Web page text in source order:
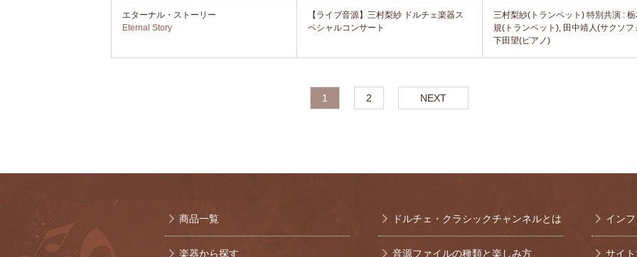
エターナル・ストーリー
Eternal Story
【ライブ音源】三村梨紗 ドルチェ楽器ス
ペシャルコンサート
三村梨紗(トランペット) 特別共演 :
規(トランペット), 田中靖人(サクソフ
下田望(ピアノ)
1 2 NEXT
商品一覧
楽器から探す
ドルチェ・クラシックチャンネルとは
音源ファイルの種類と楽しみ方
イン
サイ